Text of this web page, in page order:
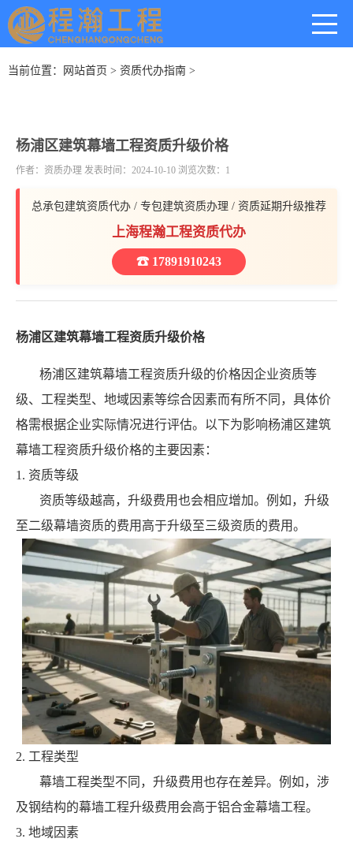
当前位置： 网站首页 > 资质代办指南 >
杨浦区建筑幕墙工程资质升级价格
作者：资质办理 发表时间：2024-10-10 浏览次数：1
总承包建筑资质代办 / 专包建筑资质办理 / 资质延期升级推荐
上海程瀚工程资质代办
☎ 17891910243
杨浦区建筑幕墙工程资质升级价格
杨浦区建筑幕墙工程资质升级的价格因企业资质等
级、工程类型、地域因素等综合因素而有所不同，具体价
格需根据企业实际情况进行评估。以下为影响杨浦区建筑
幕墙工程资质升级价格的主要因素：
1. 资质等级
资质等级越高，升级费用也会相应增加。例如，升级
至二级幕墙资质的费用高于升级至三级资质的费用。
2. 工程类型
幕墙工程类型不同，升级费用也存在差异。例如，涉
及钢结构的幕墙工程升级费用会高于铝合金幕墙工程。
3. 地域因素